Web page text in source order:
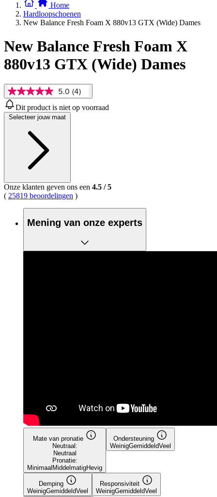
Home
Hardloopschoenen
New Balance Fresh Foam X 880v13 GTX (Wide) Dames
New Balance Fresh Foam X
880v13 GTX (Wide) Dames
5.0
van
5
sterren,
scorewaarde.
Reviews.
Dezelfde
paginalink.
5.0 (4)
Dit product is niet op voorraad
Selecteer jouw maat
Onze klanten geven ons een 4.5 /5
( 25819 beoordelingen )
Mening van onze experts
Mate van pronatie
Neutraal:
Neutraal
Pronatie:
MinimaalMiddelmatigHevig
Ondersteuning
WeinigGemiddeldVeel
Demping
WeinigGemiddeldVeel
Responsiviteit
WeinigGemiddeldVeel